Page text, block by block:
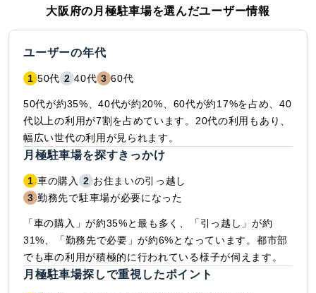
大阪府の月極駐車場を選んだユーザー情報
ユーザーの年代
1 50代 2 40代 3 60代
50代が約35%、40代が約20%、60代が約17%を占め、40
代以上の利用が7割を占めています。20代の利用もあり、
幅広い世代の利用が見られます。
月極駐車場を探すきっかけ
1 車の購入 2 お住まいの引っ越し
3 勤務先で駐車場が必要になった
「車の購入」が約35%と最も多く、「引っ越し」が約
31%、「勤務先で必要」が約6%となっています。都市部
でも車の利用が積極的に行われている様子が伺えます。
月極駐車場探しで重視したポイント